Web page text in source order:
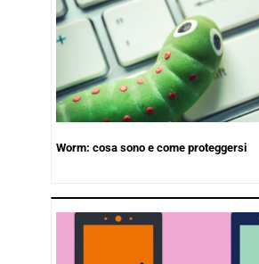
Worm: cosa sono e come proteggersi